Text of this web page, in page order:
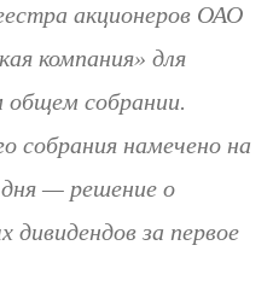
акционеров ОАО
компания» для
общем собрании.
собрания намечено на
— решение о
за первое